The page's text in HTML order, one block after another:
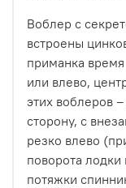
Воблер с
встроены
приманка
или влево,
этих воблеров
сторону, с
резко влево
поворота
потяжки